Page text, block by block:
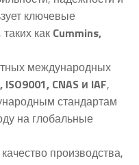
ключевые
как Cummins,
международных
ISO9001, CNAS и IAF,
стандартам
на глобальные
производства,